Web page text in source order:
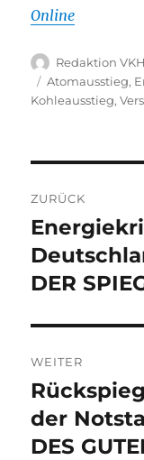
Online
Autor
Redaktion
Schlagwörter
Atomausstieg,
Kohleausstieg,
ZURÜCK
Vorheriger
Beitrag:
DER
WEITER
Nächster
Beitrag:
der
DES